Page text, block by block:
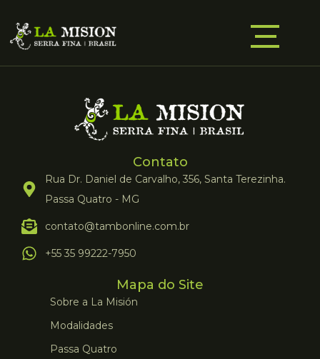
Contato
Rua Dr. Daniel de Carvalho, 356, Santa Terezinha.
Passa Quatro - MG
contato@tambonline.com.br
+55 35 99222-7950
Mapa do Site
Sobre a La Misión
Modalidades
Passa Quatro